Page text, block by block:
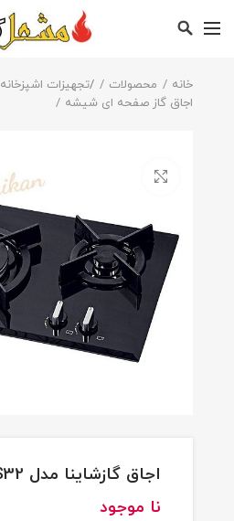
خانه محصولات /تجهیزات اشپزخانه
اجاق گاز صفحه ای شیشه
اجاق گازشاینا مدل S32
نا موجود